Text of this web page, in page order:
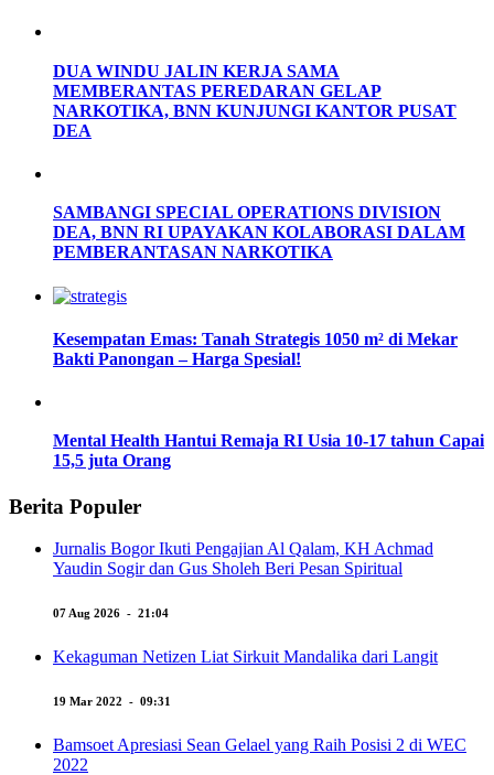
DUA WINDU JALIN KERJA SAMA
MEMBERANTAS PEREDARAN GELAP
NARKOTIKA, BNN KUNJUNGI KANTOR PUSAT
DEA
SAMBANGI SPECIAL OPERATIONS DIVISION
DEA, BNN RI UPAYAKAN KOLABORASI DALAM
PEMBERANTASAN NARKOTIKA
Kesempatan Emas: Tanah Strategis 1050 m² di Mekar
Bakti Panongan – Harga Spesial!
Mental Health Hantui Remaja RI Usia 10-17 tahun Capai
15,5 juta Orang
Berita Populer
Jurnalis Bogor Ikuti Pengajian Al Qalam, KH Achmad
Yaudin Sogir dan Gus Sholeh Beri Pesan Spiritual
07 Aug 2026 - 21:04
Kekaguman Netizen Liat Sirkuit Mandalika dari Langit
19 Mar 2022 - 09:31
Bamsoet Apresiasi Sean Gelael yang Raih Posisi 2 di WEC
2022